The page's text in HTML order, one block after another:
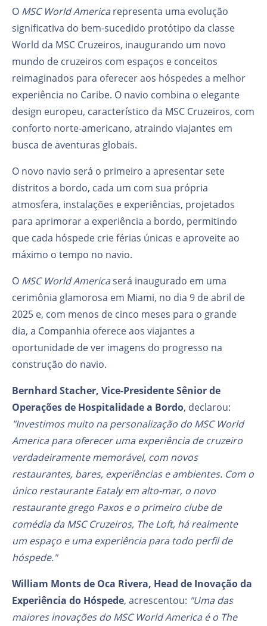
O MSC World Americarepresenta uma evolução
significativa do bem-sucedido protótipo da classe
World da MSC Cruzeiros, inaugurando um novo
mundo de cruzeiros com espaços e conceitos
reimaginados para oferecer aos hóspedes a melhor
experiência no Caribe. O navio combina o elegante
design europeu, característico da MSC Cruzeiros, com
conforto norte-americano, atraindo viajantes em
busca de aventuras globais.
O novo navio será o primeiro a apresentar sete
distritos a bordo, cada um com sua própria
atmosfera, instalações e experiências, projetados
para aprimorar a experiência a bordo, permitindo
que cada hóspede crie férias únicas e aproveite ao
máximo o tempo no navio.
O MSC World Americaserá inaugurado em uma
cerimônia glamorosa em Miami, no dia 9 de abril de
2025 e, com menos de cinco meses para o grande
dia, a Companhia oferece aos viajantes a
oportunidade de ver imagens do progresso na
construção do navio.
Bernhard Stacher, Vice-Presidente Sênior de
Operações de Hospitalidade a Bordo, declarou:
"Investimos muito na personalização do MSC World
America para oferecer uma experiência de cruzeiro
verdadeiramente memorável, com novos
restaurantes, bares, experiências e ambientes. Com o
único restaurante Eataly em alto-mar, o novo
restaurante grego Paxos e o primeiro clube de
comédia da MSC Cruzeiros, The Loft, há realmente
um espaço e uma experiência para todo perfil de
hóspede."
William Monts de Oca Rivera, Head de Inovação da
Experiência do Hóspede, acrescentou: "Uma das
maiores inovações do MSC World America é o The